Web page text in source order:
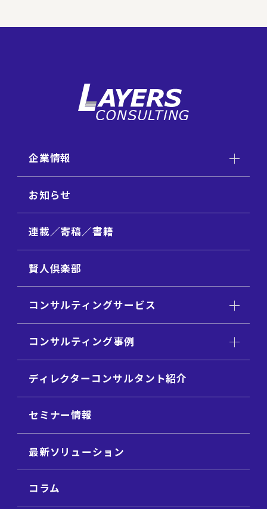
企業情報
お知らせ
連載／寄稿／書籍
賢人倶楽部
コンサルティングサービス
コンサルティング事例
ディレクターコンサルタント紹介
セミナー情報
最新ソリューション
コラム